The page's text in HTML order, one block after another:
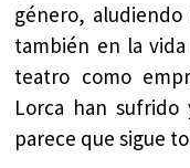
género, aludiendo
también en la
teatro como
Lorca han sufrido
parece que sigue